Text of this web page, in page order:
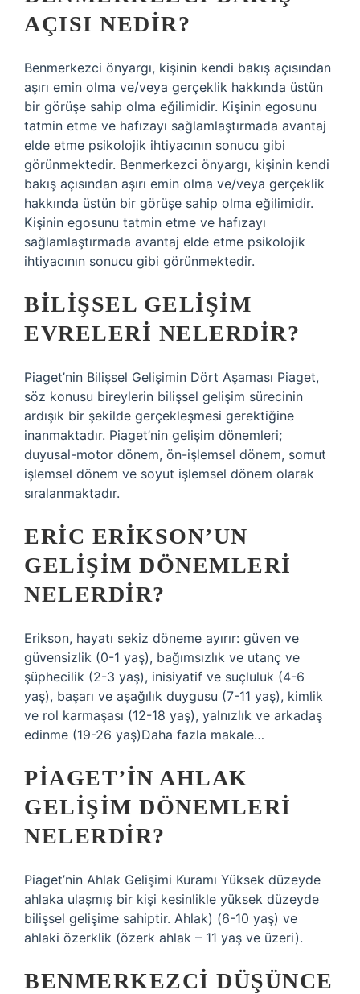
AÇISI NEDIR?
Benmerkezci önyargı, kişinin kendi bakış açısından
aşırı emin olma ve/veya gerçeklik hakkında üstün
bir görüşe sahip olma eğilimidir. Kişinin egosunu
tatmin etme ve hafızayı sağlamlaştırmada avantaj
elde etme psikolojik ihtiyacının sonucu gibi
görünmektedir. Benmerkezci önyargı, kişinin kendi
bakış açısından aşırı emin olma ve/veya gerçeklik
hakkında üstün bir görüşe sahip olma eğilimidir.
Kişinin egosunu tatmin etme ve hafızayı
sağlamlaştırmada avantaj elde etme psikolojik
ihtiyacının sonucu gibi görünmektedir.
BILIŞSEL GELIŞIM
EVRELERI NELERDIR?
Piaget’nin Bilişsel Gelişimin Dört Aşaması Piaget,
söz konusu bireylerin bilişsel gelişim sürecinin
ardışık bir şekilde gerçekleşmesi gerektiğine
inanmaktadır. Piaget’nin gelişim dönemleri;
duyusal-motor dönem, ön-işlemsel dönem, somut
işlemsel dönem ve soyut işlemsel dönem olarak
sıralanmaktadır.
ERIC ERIKSON’UN
GELIŞIM DÖNEMLERI
NELERDIR?
Erikson, hayatı sekiz döneme ayırır: güven ve
güvensizlik (0-1 yaş), bağımsızlık ve utanç ve
şüphecilik (2-3 yaş), inisiyatif ve suçluluk (4-6
yaş), başarı ve aşağılık duygusu (7-11 yaş), kimlik
ve rol karmaşası (12-18 yaş), yalnızlık ve arkadaş
edinme (19-26 yaş)Daha fazla makale…
PIAGET’IN AHLAK
GELIŞIM DÖNEMLERI
NELERDIR?
Piaget’nin Ahlak Gelişimi Kuramı Yüksek düzeyde
ahlaka ulaşmış bir kişi kesinlikle yüksek düzeyde
bilişsel gelişime sahiptir. Ahlak) (6-10 yaş) ve
ahlaki özerklik (özerk ahlak – 11 yaş ve üzeri).
BENMERKEZCI DÜŞÜNCE